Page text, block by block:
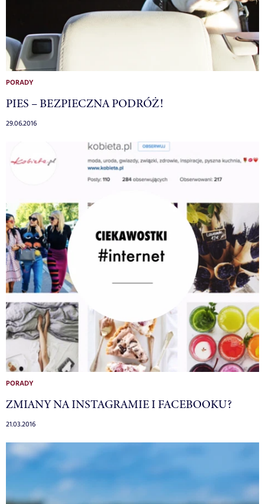
PORADY
PIES – BEZPIECZNA PODRÓŻ!
29.06.2016
PORADY
ZMIANY NA INSTAGRAMIE I FACEBOOKU?
21.03.2016